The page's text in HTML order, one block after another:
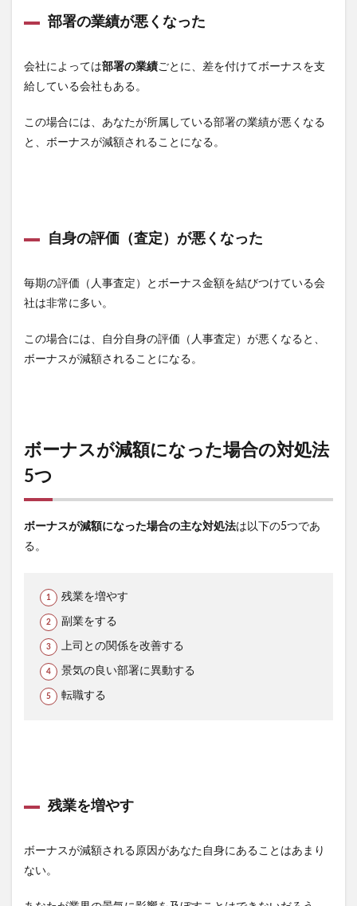
部署の業績が悪くなった
会社によっては部署の業績ごとに、差を付けてボーナスを支
給している会社もある。
この場合には、あなたが所属している部署の業績が悪くなる
と、ボーナスが減額されることになる。
自身の評価（査定）が悪くなった
毎期の評価（人事査定）とボーナス金額を結びつけている会
社は非常に多い。
この場合には、自分自身の評価（人事査定）が悪くなると、
ボーナスが減額されることになる。
ボーナスが減額になった場合の対処法
5つ
ボーナスが減額になった場合の主な対処法は以下の5つであ
る。
残業を増やす
副業をする
上司との関係を改善する
景気の良い部署に異動する
転職する
残業を増やす
ボーナスが減額される原因があなた自身にあることはあまり
ない。